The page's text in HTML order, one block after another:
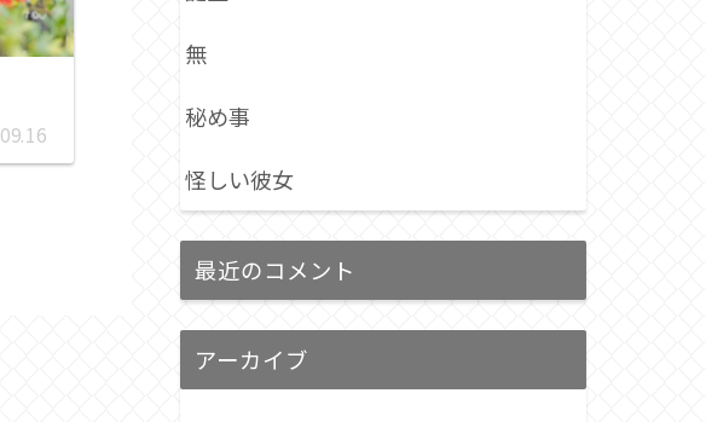
無
秘め事
怪しい彼女
最近のコメント
アーカイブ